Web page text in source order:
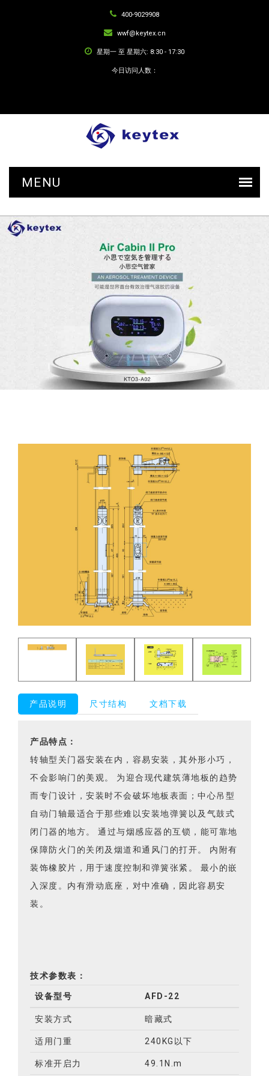
400-9029908
wwf@keytex.cn
星期一 至 星期六: 8:30 - 17:30
今日访问人数：
产品说明 尺寸结构 文档下载
产品特点：
转轴型关门器安装在内，容易安装，其外形小巧，
不会影响门的美观。 为迎合现代建筑薄地板的趋势
而专门设计，安装时不会破坏地板表面；中心吊型
自动门轴最适合于那些难以安装地弹簧以及气鼓式
闭门器的地方。 通过与烟感应器的互锁，能可靠地
保障防火门的关闭及烟道和通风门的打开。 内附有
装饰橡胶片，用于速度控制和弹簧张紧。 最小的嵌
入深度。内有滑动底座，对中准确，因此容易安
装。
技术参数表：
设备型号 AFD-22
安装方式 暗藏式
适用门重 240KG以下
标准开启力 49.1N.m